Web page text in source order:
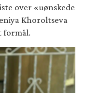
over «uønskede
Khoroltseva
formål.